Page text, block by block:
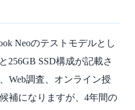
Neoのテストモデルとし
256GB SSD構成が記載さ
Web調査、オンライン授
補になりますが、4年間の